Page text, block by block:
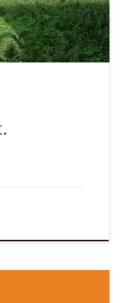
Kampala und der